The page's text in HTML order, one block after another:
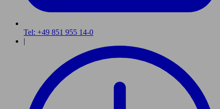
Tel: +49 851 955 14-0
|